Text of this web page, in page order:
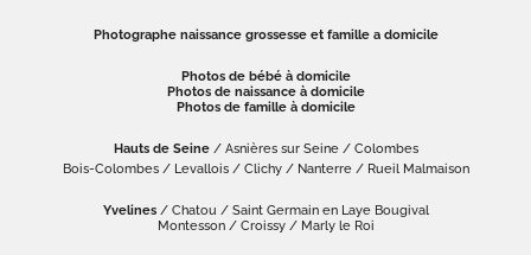
Photographe naissance grossesse et famille a domicile
Photos de bébé à domicile
Photos de naissance à domicile
Photos de famille à domicile
Hauts de Seine/ Asnières sur Seine / Colombes
Bois-Colombes / Levallois / Clichy / Nanterre / Rueil Malmaison
Yvelines/ Chatou / Saint Germain en Laye Bougival
Montesson / Croissy / Marly le Roi